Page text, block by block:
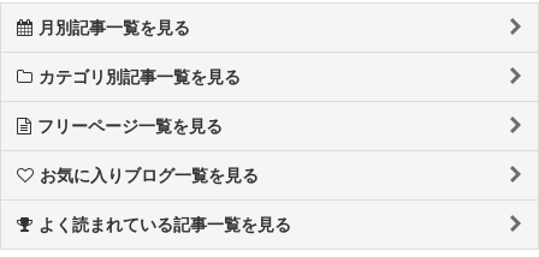
月別記事一覧を見る
カテゴリ別記事一覧を見る
フリーページ一覧を見る
お気に入りブログ一覧を見る
よく読まれている記事一覧を見る